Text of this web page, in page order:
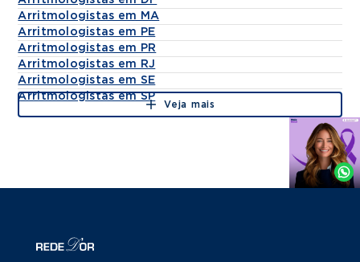
Intensiva Cardiológica do Hospital
Cardiopulmonar da Bahia - Rede D'or.
Títulos
Título de especialista em Cardiologia pela
Sociedade Brasileira de Cardiologia (SBC)
Arritmologistas em MA
Arritmologistas em PE
Arritmologistas em PR
Arritmologistas em RJ
Arritmologistas em SE
Arritmologistas em SP
Veja mais
Agende
Whatsapp